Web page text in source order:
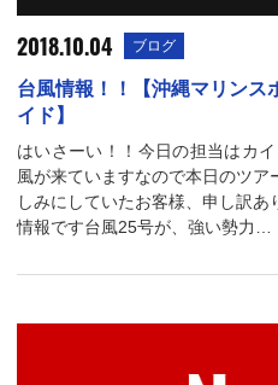
2018.10.04 ブログ
台風情報！！【沖縄マリン
イド】
はいさーい！！今日の担当はカ
風が来ていますなので本日のツ
しみにしていたお客様、申し訳
情報です台風25号が、強い勢力…